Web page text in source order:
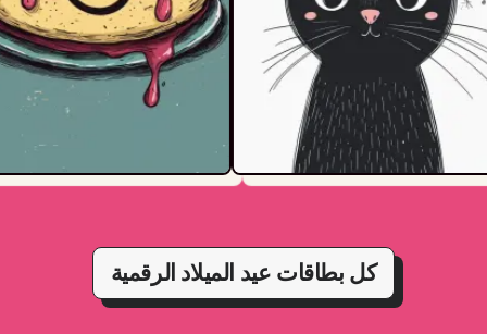
كل بطاقات عيد الميلاد الرقمية